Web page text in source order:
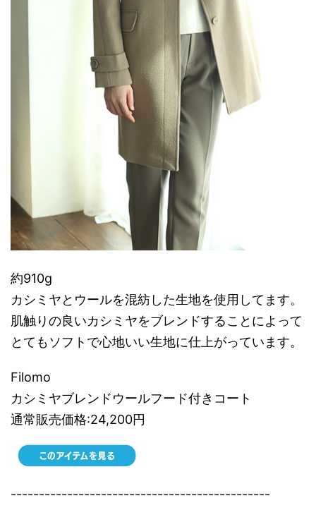
約910g
カシミヤとウールを混紡した生地を使用してます。
肌触りの良いカシミヤをブレンドすることによって
とてもソフトで心地いい生地に仕上がっています。
Filomo
カシミヤブレンドウールフード付きコート
通常販売価格:24,200円
----------------------------------------------